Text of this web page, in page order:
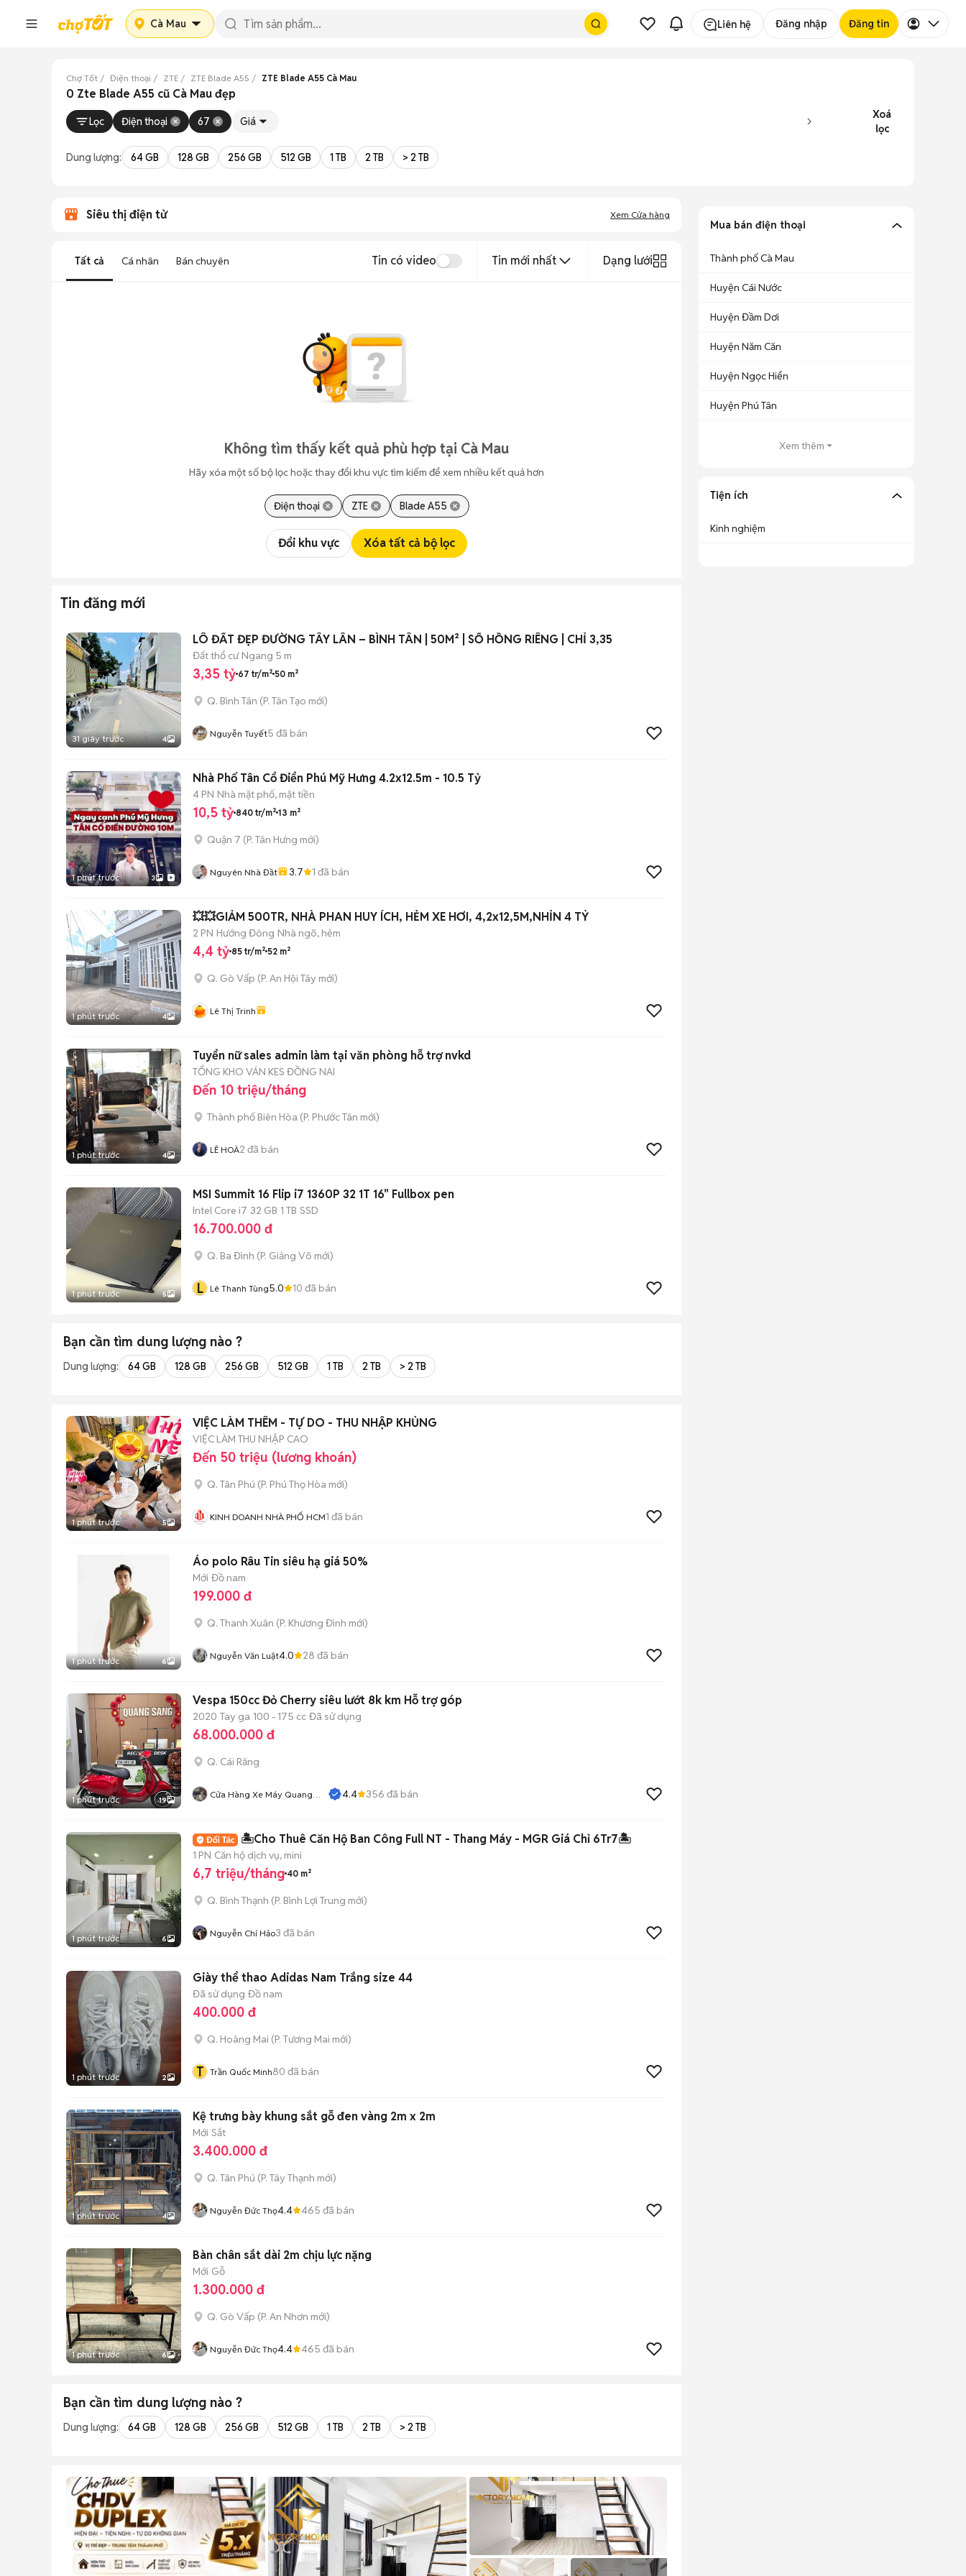
Cà Mau Liên hệ Đăng nhập Đăng tin
Chợ Tốt Điện thoại ZTE ZTE Blade A55 ZTE Blade A55 Cà Mau
0 Zte Blade A55 cũ Cà Mau đẹp
Lọc Điện thoại 67 Giá
Xoá
lọc
Dung lượng: 64 GB 128 GB 256 GB 512 GB 1 TB 2 TB > 2 TB
Siêu thị điện tử Xem Cửa hàng
Tất cả Cá nhân Bán chuyên Tin có video Tin mới nhất Dạng lưới
Không tìm thấy kết quả phù hợp tại Cà Mau
Hãy xóa một số bộ lọc hoặc thay đổi khu vực tìm kiếm để xem nhiều kết quả hơn
Điện thoại ZTE Blade A55
Đổi khu vực Xóa tất cả bộ lọc
Tin đăng mới
31 giây trước 4
LÔ ĐẤT ĐẸP ĐƯỜNG TÂY LÂN – BÌNH TÂN | 50M² | SỔ HỒNG RIÊNG | CHỈ 3,35
Đất thổ cư Ngang 5 m
3,35 tỷ 67 tr/m² 50 m²
Q. Bình Tân (P. Tân Tạo mới)
Nguyễn Tuyết5 đã bán
1 phút trước 3
Nhà Phố Tân Cổ Điển Phú Mỹ Hưng 4.2x12.5m - 10.5 Tỷ
4 PN Nhà mặt phố, mặt tiền
10,5 tỷ 840 tr/m² 13 m²
Quận 7 (P. Tân Hưng mới)
Nguyên Nhà Đầt 3.7 1 đã bán
1 phút trước 4
💥💥GIẢM 500TR, NHÀ PHAN HUY ÍCH, HẺM XE HƠI, 4,2x12,5M,NHỈN 4 TỶ
2 PN Hướng Đông Nhà ngõ, hẻm
4,4 tỷ 85 tr/m² 52 m²
Q. Gò Vấp (P. An Hội Tây mới)
Lê Thị Trinh
1 phút trước 4
Tuyển nữ sales admin làm tại văn phòng hỗ trợ nvkd
TỔNG KHO VÁN KES ĐỒNG NAI
Đến 10 triệu/tháng
Thành phố Biên Hòa (P. Phước Tân mới)
LÊ HOÀ2 đã bán
1 phút trước 5
MSI Summit 16 Flip i7 1360P 32 1T 16" Fullbox pen
Intel Core i7 32 GB 1 TB SSD
16.700.000 đ
Q. Ba Đình (P. Giảng Võ mới)
L Lê Thanh Tùng5.0 10 đã bán
Bạn cần tìm dung lượng nào ?
Dung lượng: 64 GB 128 GB 256 GB 512 GB 1 TB 2 TB > 2 TB
1 phút trước 5
VIỆC LÀM THÊM - TỰ DO - THU NHẬP KHỦNG
VIỆC LÀM THU NHẬP CAO
Đến 50 triệu (lương khoán)
Q. Tân Phú (P. Phú Thọ Hòa mới)
KINH DOANH NHÀ PHỐ HCM1 đã bán
1 phút trước 6
Áo polo Râu Tin siêu hạ giá 50%
Mới Đồ nam
199.000 đ
Q. Thanh Xuân (P. Khương Đình mới)
Nguyễn Văn Luật4.0 28 đã bán
1 phút trước 19
Vespa 150cc Đỏ Cherry siêu lướt 8k km Hỗ trợ góp
2020 Tay ga 100 - 175 cc Đã sử dụng
68.000.000 đ
Q. Cái Răng
Cửa Hàng Xe Máy Quang
4.4 356 đã bán
1 phút trước 6
🏝️Cho Thuê Căn Hộ Ban Công Full NT - Thang Máy - MGR Giá Chỉ 6Tr7🏝️
1 PN Căn hộ dịch vụ, mini
6,7 triệu/tháng 40 m²
Q. Bình Thạnh (P. Bình Lợi Trung mới)
Nguyễn Chí Hảo3 đã bán
1 phút trước 2
Giày thể thao Adidas Nam Trắng size 44
Đã sử dụng Đồ nam
400.000 đ
Q. Hoàng Mai (P. Tương Mai mới)
T Trần Quốc Minh80 đã bán
1 phút trước 4
Kệ trưng bày khung sắt gỗ đen vàng 2m x 2m
Mới Sắt
3.400.000 đ
Q. Tân Phú (P. Tây Thạnh mới)
Nguyễn Đức Thọ4.4 465 đã bán
1 phút trước 6
Bàn chân sắt dài 2m chịu lực nặng
Mới Gỗ
1.300.000 đ
Q. Gò Vấp (P. An Nhơn mới)
Nguyễn Đức Thọ4.4 465 đã bán
Bạn cần tìm dung lượng nào ?
Dung lượng: 64 GB 128 GB 256 GB 512 GB 1 TB 2 TB > 2 TB
Mua bán điện thoại
Thành phố Cà Mau
Huyện Cái Nước
Huyện Đầm Dơi
Huyện Năm Căn
Huyện Ngọc Hiển
Huyện Phú Tân
Xem thêm
Tiện ích
Kinh nghiệm